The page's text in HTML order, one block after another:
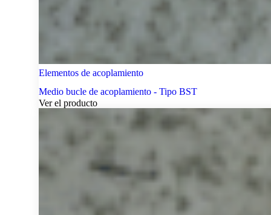
Elementos de acoplamiento
Medio bucle de acoplamiento - Tipo BST
Ver el producto